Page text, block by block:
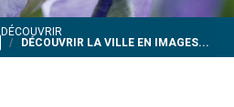
DÉCOUVRIR
DÉCOUVRIR LA VILLE EN IMAGES...